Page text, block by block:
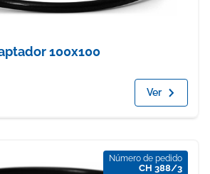
100x100
Ver
Número de pedido
CH 388/3